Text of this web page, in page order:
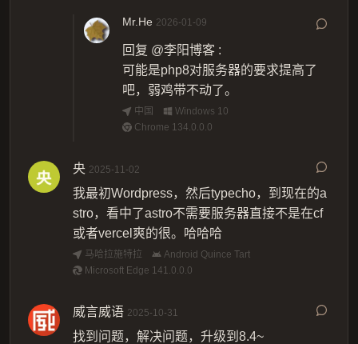
Mr.He 2026-01-09
回复 @李阳博客 :
可能是php8对服务器的要求提高了
吧，弱鸡带不动了。
中国
Windows 10
Chrome 134.0.0.0
央 2025-11-02
我最初Wordpress，然后typecho，到现在的a
stro，看中了astro不需要服务器直接不是在cf
或者vercel爽的很。哈哈哈
马哈拉施特拉
Android Quince Tart
Microsoft Edge 141.0.0.0
威言威语 2025-10-31
找到问题，解决问题，升级到8.4~